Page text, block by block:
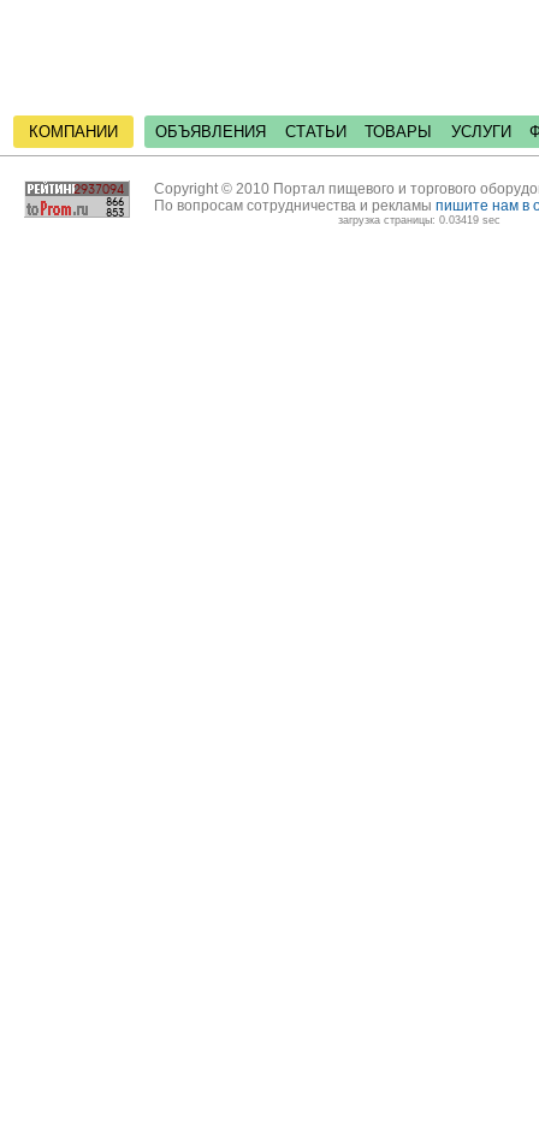
КОМПАНИИ ОБЪЯВЛЕНИЯ СТАТЬИ ТОВАРЫ УСЛУГИ
Copyright © 2010 Портал пищевого и торгового
По вопросам сотрудничества и рекламы пишите нам в
загрузка страницы: 0.03419 sec